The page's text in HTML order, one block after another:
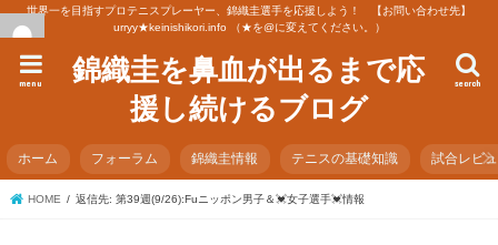
世界一を目指すプロテニスプレーヤー、錦織圭選手を応援しよう！ 【お問い合わせ先】
urryy★keinishikori.info （★を@に変えてください。）
錦織圭を鼻血が出るまで応
援し続けるブログ
search
menu
ホーム フォーラム 錦織圭情報 テニスの基礎知識 試合レビ
HOME 返信先: 第39週(9/26):Fuニッポン男子＆💓女子選手💓情報